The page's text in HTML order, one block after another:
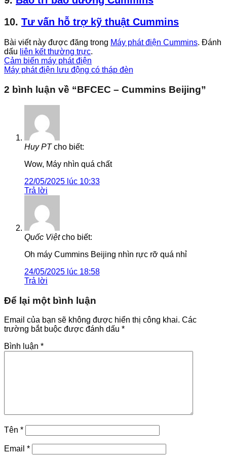
10. Tư vấn hỗ trợ kỹ thuật Cummins
Bài viết này được đăng trong Máy phát điện Cummins. Đánh
dấu liên kết thường trực.
Cảm biến máy phát điện
Máy phát điện lưu động có tháp đèn
2 bình luận về “BFCEC – Cummins Beijing”
Huy PT cho biết:
Wow, Máy nhìn quá chất
22/05/2025 lúc 10:33
Trả lời
Quốc Việt cho biết:
Oh máy Cummins Beijing nhìn rực rỡ quá nhỉ
24/05/2025 lúc 18:58
Trả lời
Để lại một bình luận
Email của bạn sẽ không được hiển thị công khai. Các
trường bắt buộc được đánh dấu *
Bình luận *
Tên *
Email *